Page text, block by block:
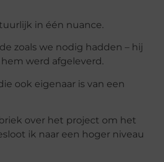
in één nuance.
zoals we nodig hadden – hij
werd afgeleverd.
ook eigenaar is van een
over het project om het
ik naar een hoger niveau